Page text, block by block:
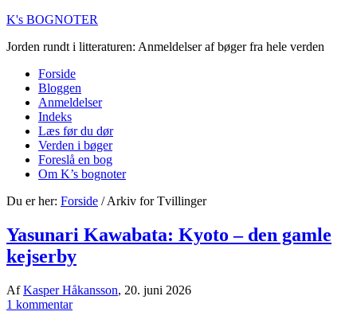
K's BOGNOTER
Jorden rundt i litteraturen: Anmeldelser af bøger fra hele verden
Forside
Bloggen
Anmeldelser
Indeks
Læs før du dør
Verden i bøger
Foreslå en bog
Om K’s bognoter
Du er her: Forside /Arkiv for Tvillinger
Yasunari Kawabata: Kyoto – den gamle
kejserby
AfKasper Håkansson, 20. juni 2026
1 kommentar